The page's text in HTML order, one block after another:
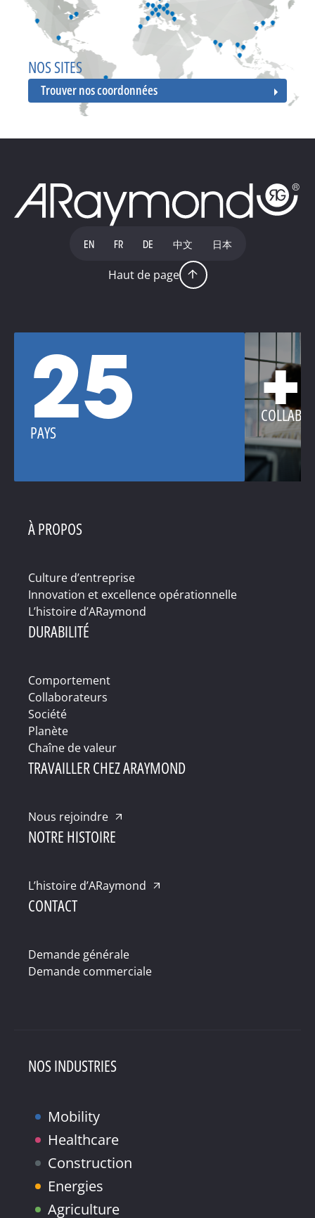
NOS SITES
Trouver nos coordonnées
EN FR DE 中文 日本
Haut de page
25
PAYS
À PROPOS
Culture d’entreprise
Innovation et excellence opérationnelle
L’histoire d’ARaymond
DURABILITÉ
Comportement
Collaborateurs
Société
Planète
Chaîne de valeur
TRAVAILLER CHEZ ARAYMOND
Nous rejoindre
NOTRE HISTOIRE
L’histoire d’ARaymond
CONTACT
Demande générale
Demande commerciale
NOS INDUSTRIES
Mobility
Healthcare
Construction
Energies
Agriculture